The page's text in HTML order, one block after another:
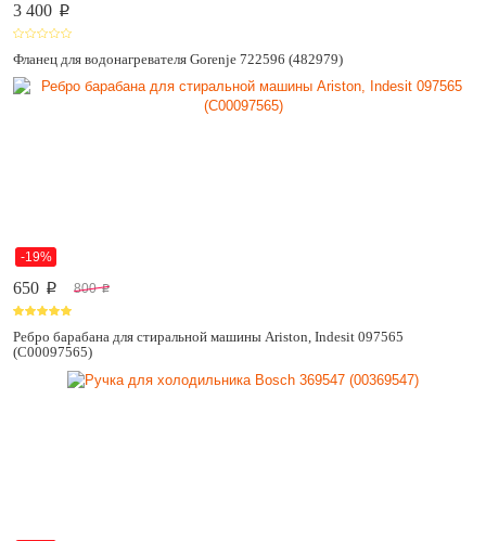
3 400 p
Фланец для водонагревателя Gorenje 722596 (482979)
-19%
650 p 800 p
Ребро барабана для стиральной машины Ariston, Indesit 097565
(C00097565)